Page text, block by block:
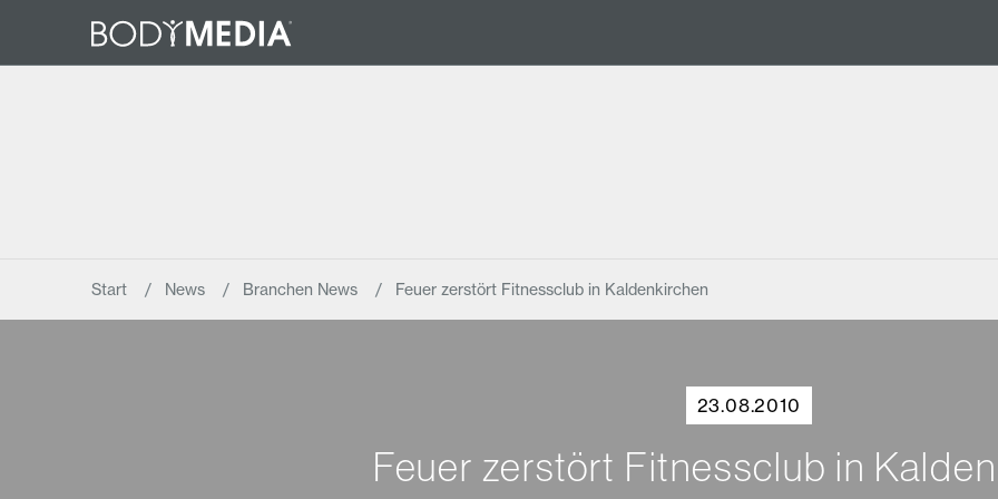
Start News Branchen News Feuer zerstört Fitnessclub in Kaldenkirchen
23.08.2010
Feuer zerstört Fitnessclub in